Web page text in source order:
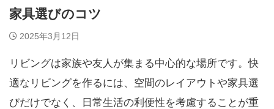
家具選びのコツ
2025年3月12日
リビングは家族や友人が集まる中心的な場所です。快
適なリビングを作るには、空間のレイアウトや家具選
びだけでなく、日常生活の利便性を考慮することが重